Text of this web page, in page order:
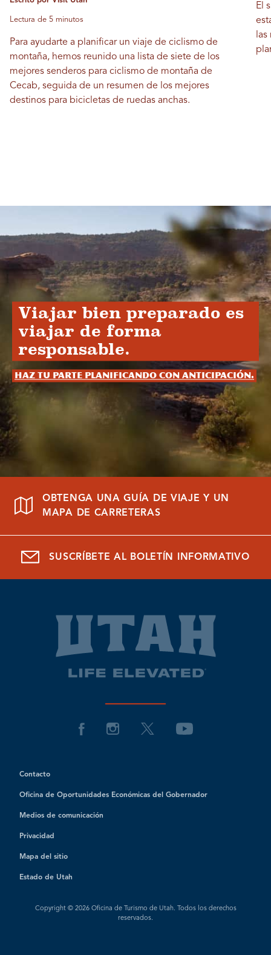
Lectura de 5 minutos
Para ayudarte a planificar un viaje de ciclismo de
montaña, hemos reunido una lista de siete de los
mejores senderos para ciclismo de montaña de
Cecab, seguida de un resumen de los mejores
destinos para bicicletas de ruedas anchas.
El
Viajar bien preparado es
viajar de forma
responsable.
Haz tu parte planificando con anticipación.
OBTENGA UNA GUÍA DE VIAJE Y UN
MAPA DE CARRETERAS
SUSCRÍBETE AL BOLETÍN INFORMATIVO
Contacto
Oficina de Oportunidades Económicas del Gobernador
Medios de comunicación
Privacidad
Mapa del sitio
Estado de Utah
Copyright © 2026 Oficina de Turismo de Utah. Todos los derechos
reservados.